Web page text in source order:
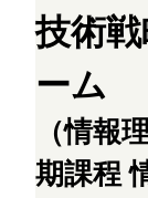
技術
ーム
（情報
期課程